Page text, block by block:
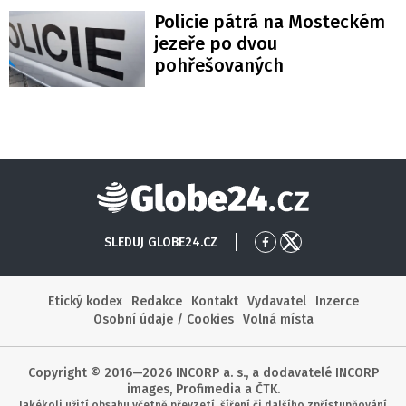
Policie pátrá na Mosteckém
jezeře po dvou
pohřešovaných
Globe24
SLEDUJ GLOBE24.CZ
PřejítPřejít
Etický kodex
Redakce Kontakt Vydavatel
Inzerce
Osobní údaje / Cookies
Volná místa
Copyright © 2016—2026 INCORP a. s., a dodavatelé INCORP
images, Profimedia a ČTK.